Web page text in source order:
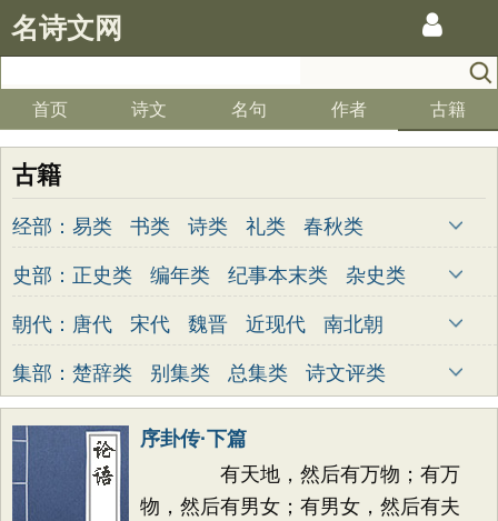
名诗文网
首页 诗文 名句 作者 古籍
古籍
经部： 易类 书类 诗类 礼类
春秋类
孝经类
五经总义类 四书类
乐类
史部： 正史类 编年类 纪事本末类
杂史类
别史类
诏令奏议类 传记类 史钞类
朝代： 唐代 宋代 魏晋 近现代
南北朝
清代
明代 元代 两汉 五代
先秦
金朝
隋代 未知
集部： 楚辞类 别集类 总集类
诗文评类
词曲类
序卦传·下篇
有天地，然后有万物；有万
物，然后有男女；有男女，然后有夫